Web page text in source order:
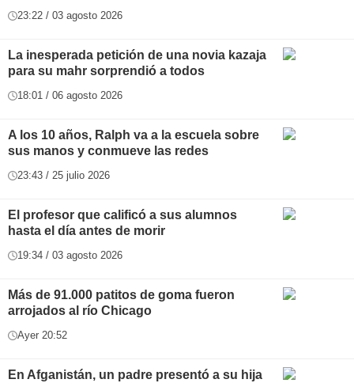
23:22 / 03 agosto 2026
La inesperada petición de una novia kazaja
para su mahr sorprendió a todos
18:01 / 06 agosto 2026
A los 10 años, Ralph va a la escuela sobre
sus manos y conmueve las redes
23:43 / 25 julio 2026
El profesor que calificó a sus alumnos
hasta el día antes de morir
19:34 / 03 agosto 2026
Más de 91.000 patitos de goma fueron
arrojados al río Chicago
Ayer 20:52
En Afganistán, un padre presentó a su hija